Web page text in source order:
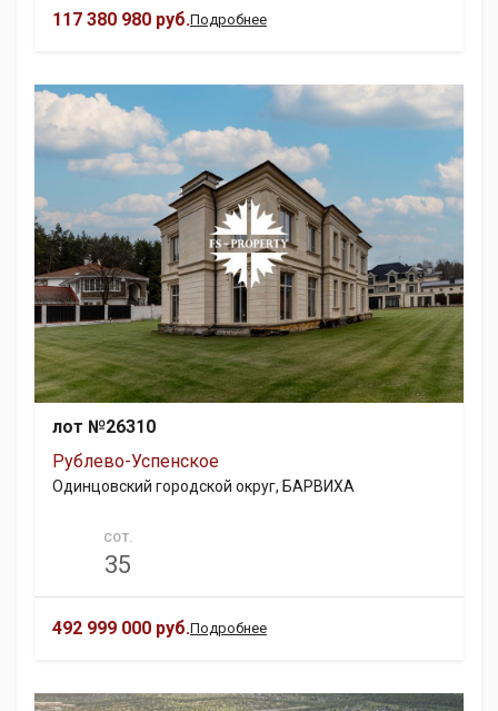
117 380 980 руб.Подробнее
лот №26310
Рублево-Успенское
Одинцовский городской округ, БАРВИХА
СОТ.
35
492 999 000 руб.Подробнее